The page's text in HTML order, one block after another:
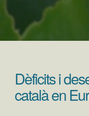
Dèficits i
català en